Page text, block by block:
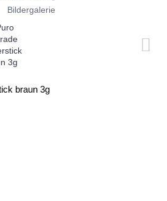
Bildergalerie
braun 3g